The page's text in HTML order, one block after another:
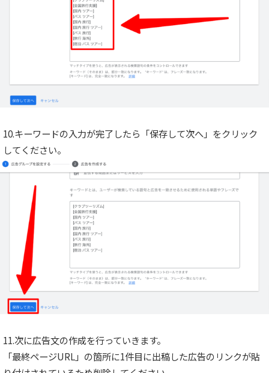
10.キーワードの入力が完了したら「保存して次へ」をクリック
してください。
11.次に広告文の作成を行っていきます。
「最終ページURL」の箇所に1件目に出稿した広告のリンクが貼